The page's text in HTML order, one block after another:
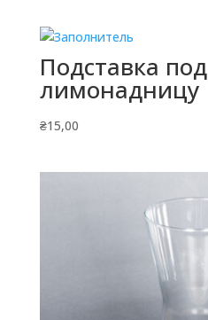
Подставка под
лимонадницу
₴15,00